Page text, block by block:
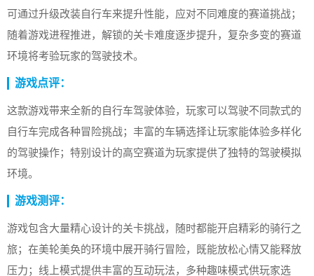
可通过升级改装自行车来提升性能，应对不同难度的赛道挑战；
随着游戏进程推进，解锁的关卡难度逐步提升，复杂多变的赛道
环境将考验玩家的驾驶技术。
游戏点评：
这款游戏带来全新的自行车驾驶体验，玩家可以驾驶不同款式的
自行车完成各种冒险挑战；丰富的车辆选择让玩家能体验多样化
的驾驶操作；特别设计的高空赛道为玩家提供了独特的驾驶模拟
环境。
游戏测评：
游戏包含大量精心设计的关卡挑战，随时都能开启精彩的骑行之
旅；在美轮美奂的环境中展开骑行冒险，既能放松心情又能释放
压力；线上模式提供丰富的互动玩法，多种趣味模式供玩家选